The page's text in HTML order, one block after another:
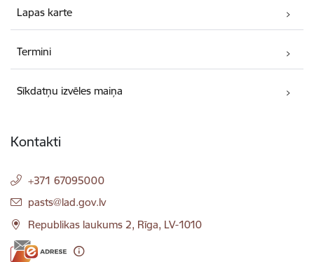
Lapas karte
Termini
Sīkdatņu izvēles maiņa
Kontakti
+371 67095000
E-pasts:
pasts@lad.gov.lv
Republikas laukums 2, Rīga, LV-1010